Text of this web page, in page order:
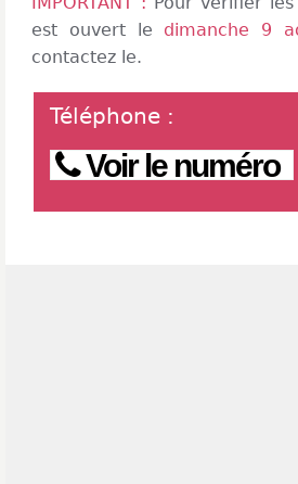
est ouvert le dimanche 9
contactez le.
Téléphone :
Voir le numéro